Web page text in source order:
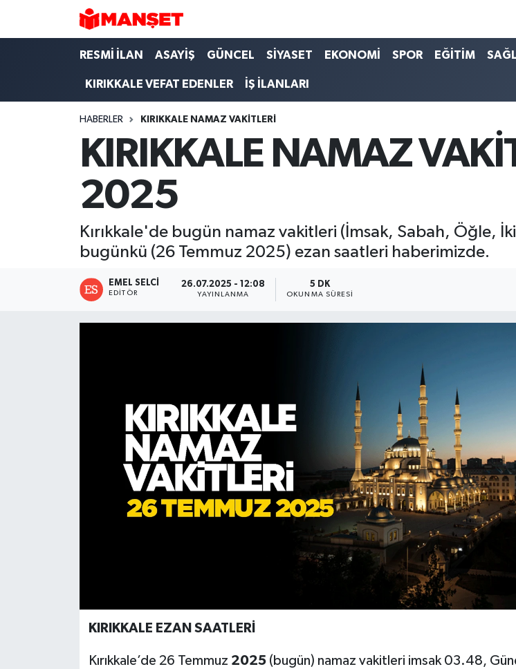
RESMİ İLAN ASAYİŞ GÜNCEL SİYASET EKONOMİ SPOR EĞİTİM
KIRIKKALE VEFAT EDENLER İŞ İLANLARI
HABERLER KIRIKKALE NAMAZ VAKİTLERİ
KIRIKKALE NAMAZ
2025
Kırıkkale'de bugün namaz vakitleri (İmsak, Sabah, Öğle,
bugünkü (26 Temmuz 2025) ezan saatleri haberimizde.
EMEL SELCI
EDITÖR
26.07.2025 - 12:08
YAYINLANMA
5 DK
OKUNMA SÜRESI
KIRIKKALE EZAN SAATLERİ
Kırıkkale’de 26 Temmuz 2025(bugün) namaz vakitleri imsak 03.48,
Hava Durumu
Trafik Durumu
Süper Lig Puan Durumu ve Fikstür
Tüm Manşetler
Son Dakika Haberleri
Haber Arşivi